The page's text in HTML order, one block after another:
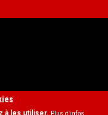
à les utiliser.